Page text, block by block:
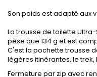
Son poids est adapté aux
La trousse de toilette
pèse que 134 g et est
C'est la pochette trousse
légères itinérantes, le
Fermeture par zip avec